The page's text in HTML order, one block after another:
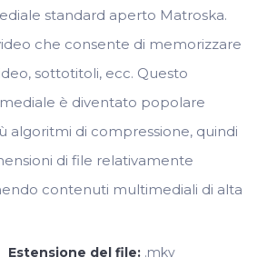
standard aperto Matroska.
che consente di memorizzare
sottotitoli, ecc. Questo
è diventato popolare
algoritmi di compressione, quindi
di file relativamente
contenuti multimediali di alta
Estensione del file: .mkv